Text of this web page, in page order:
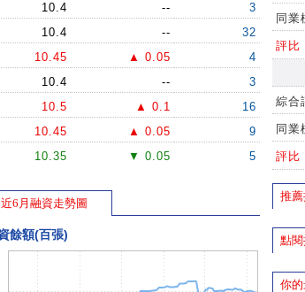
10.4 --
3
10.4 --
32
10.45 ▲ 0.05
4
10.4 --
3
10.5 ▲ 0.1
16
10.45 ▲ 0.05
9
10.35 ▼ 0.05
5
10.4
10.4
10.4 --
1
10.45 ▲ 0.05
近6月融資走勢圖
餘額(百張)
同業
評比
綜合
同業
評比
推
點
你